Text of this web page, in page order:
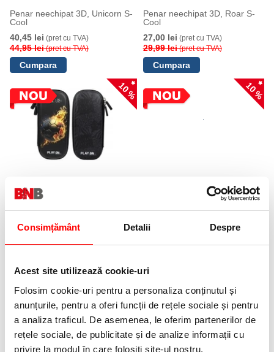
Consimțământ Detalii Despre
Acest site utilizează cookie-uri
Folosim cookie-uri pentru a personaliza conținutul și
anunțurile, pentru a oferi funcții de rețele sociale și pentru
a analiza traficul. De asemenea, le oferim partenerilor de
rețele sociale, de publicitate și de analize informații cu
privire la modul în care folosiți site-ul nostru.
Penar neechipat 3D, Unicorn S-
Cool
40,45 lei (pret cu TVA)
44,95 lei(pret cu TVA)
Penar neechipat 3D, Roar S-
Cool
27,00 lei (pret cu TVA)
29,99 lei(pret cu TVA)
10 %
Cool
10 %
Penar neechipat 3D, Owl S-Cool
Penar neechipat 3D, Let s go